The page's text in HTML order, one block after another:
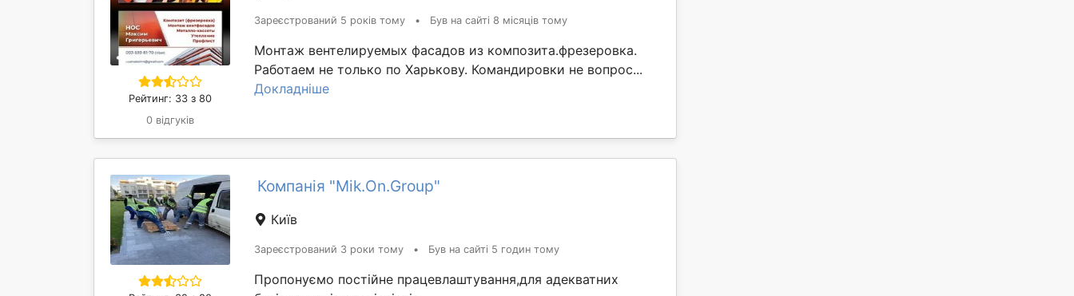
Рейтинг: 33 з 80
0 відгуків
Зареєстрований 5 років тому • Був на сайті 8 місяців тому
Монтаж вентелируемых фасадов из композита.фрезеровка.
Работаем не только по Харькову. Командировки не вопрос...
Докладніше
Компанія "Mik.On.Group"
Київ
Зареєстрований 3 роки тому • Був на сайті 5 годин тому
Пропонуємо постійне працевлаштування,для адекватних